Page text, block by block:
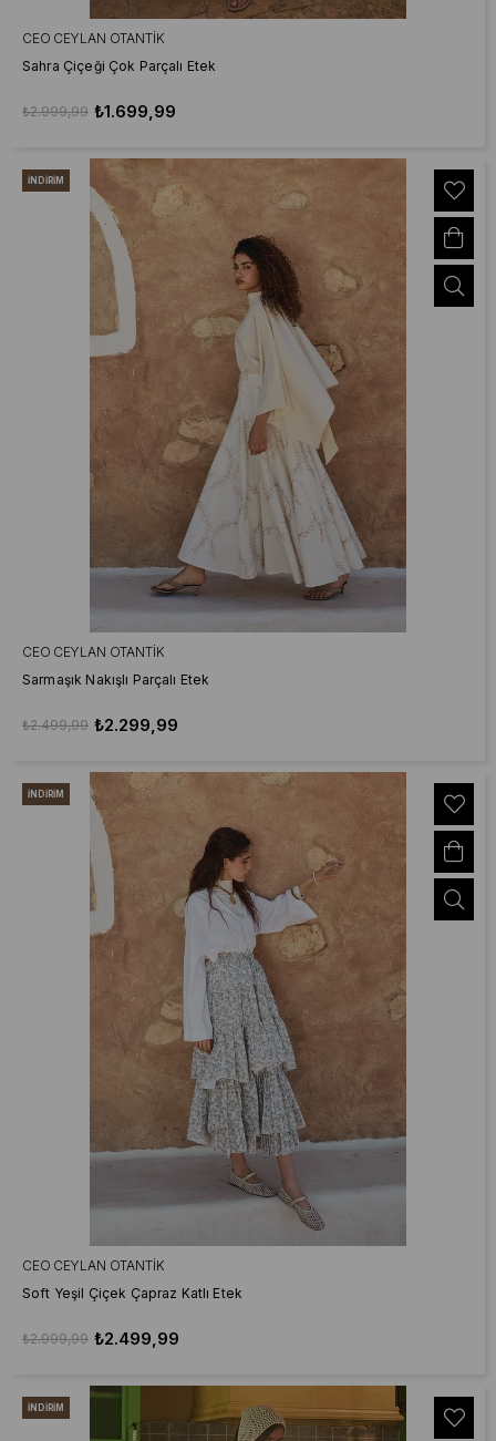
CEO CEYLAN OTANTIK
Sahra Çiçeği Çok Parçalı Etek
₺1.699,99
₺2.999,99
CEO CEYLAN OTANTIK
Sarmaşık Nakışlı Parçalı Etek
₺2.299,99
₺2.499,99
İNDIRIM
CEO CEYLAN OTANTIK
Soft Yeşil Çiçek Çapraz Katlı Etek
₺2.499,99
₺2.999,99
İNDIRIM
İNDIRIM